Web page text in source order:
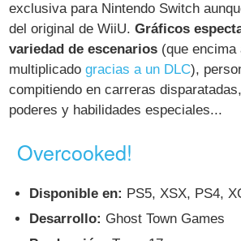
exclusiva para Nintendo Switch
del original de WiiU.Gráficos
variedad de escenarios (que encima
multiplicadogracias a un DLC),
compitiendo en carreras
poderes y habilidades especiales...
Overcooked!
Disponible en: PS5, XSX, PS4,
Desarrollo: Ghost Town Games